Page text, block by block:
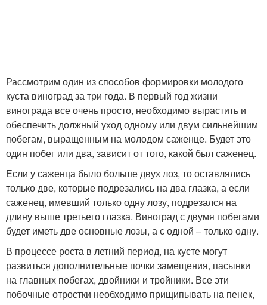
Рассмотрим один из способов формировки молодого
куста виноград за три года. В первый год жизни
винограда все очень просто, необходимо вырастить и
обеспечить должный уход одному или двум сильнейшим
побегам, выращенным на молодом саженце. Будет это
один побег или два, зависит от того, какой был саженец.
Если у саженца было больше двух лоз, то оставлялись
только две, которые подрезались на два глазка, а если
саженец, имевший только одну лозу, подрезался на
длину выше третьего глазка. Виноград с двумя побегами
будет иметь две основные лозы, а с одной – только одну.
В процессе роста в летний период, на кусте могут
развиться дополнительные почки замещения, пасынки
на главных побегах, двойники и тройники. Все эти
побочные отростки необходимо прищипывать на пенек,